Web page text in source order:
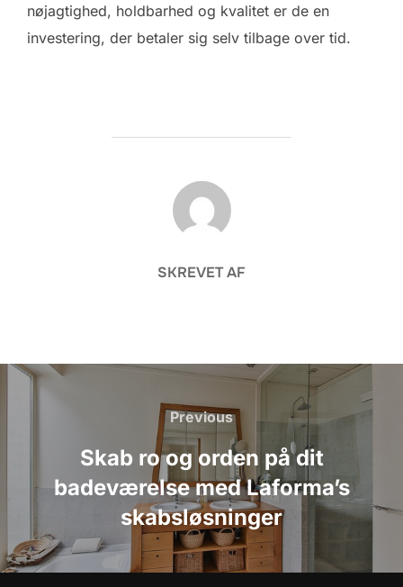
nøjagtighed, holdbarhed og kvalitet er de en
investering, der betaler sig selv tilbage over tid.
FORFATTER
SKREVET AF
Indlægsnavigation
Previous
Previous
Skab ro og orden på dit
badeværelse med Laforma’s
skabsløsninger